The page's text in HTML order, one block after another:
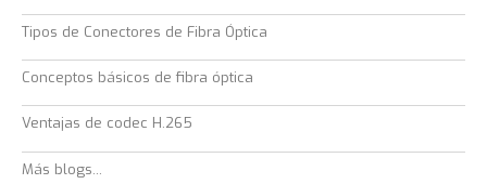
Tipos de Conectores de Fibra Óptica
Conceptos básicos de fibra óptica
Ventajas de codec H.265
Más blogs...